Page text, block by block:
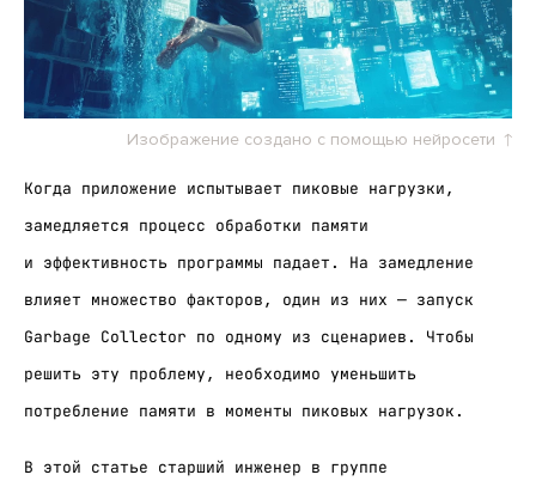
Изображение создано с помощью нейросети
Когда приложение испытывает пиковые нагрузки,
замедляется процесс обработки памяти
и эффективность программы падает. На замедление
влияет множество факторов, один из них — запуск
Garbage Collector по одному из сценариев. Чтобы
решить эту проблему, необходимо уменьшить
потребление памяти в моменты пиковых нагрузок.
В этой статье старший инженер в группе